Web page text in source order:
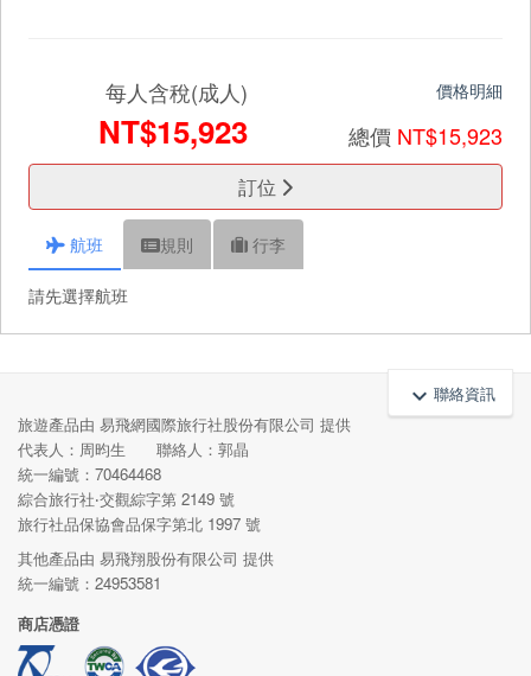
每人含稅(成人)
NT$15,923
價格明細
總價 NT$15,923
訂位
航班 規則 行李
請先選擇航班
keyboard_arrow_up 聯絡資訊
旅遊產品由 易飛網國際旅行社股份有限公司 提供
代表人：周昀生 聯絡人：郭晶
統一編號：70464468
綜合旅行社‧交觀綜字第 2149 號
旅行社品保協會品保字第北 1997 號
其他產品由 易飛翔股份有限公司 提供
統一編號：24953581
商店憑證